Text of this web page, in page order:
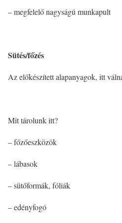
– megfelelő nagyságú munkapult
Sütés/főzés
Az előkészített alapanyagok, itt
Mit tárolunk itt?
– főzőeszközök
– lábasok
– sütőformák, fóliák
– edényfogó